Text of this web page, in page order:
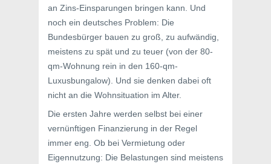
an Zins-Einsparungen bringen kann. Und
noch ein deutsches Problem: Die
Bundesbürger bauen zu groß, zu aufwändig,
meistens zu spät und zu teuer (von der 80-
qm-Wohnung rein in den 160-qm-
Luxusbungalow). Und sie denken dabei oft
nicht an die Wohnsituation im Alter.
Die ersten Jahre werden selbst bei einer
vernünftigen Finanzierung in der Regel
immer eng. Ob bei Vermietung oder
Eigennutzung: Die Belastungen sind meistens